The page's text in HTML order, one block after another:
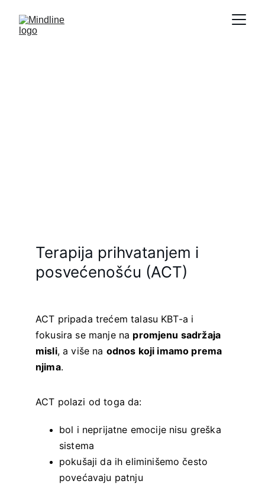
Terapija prihvatanjem i
posvećenošću (ACT)
ACT pripada trećem talasu KBT-a i
fokusira se manje na promjenu sadržaja
misli, a više na odnos koji imamo prema
njima.
ACT polazi od toga da:
bol i neprijatne emocije nisu greška
sistema
pokušaji da ih eliminišemo često
povećavaju patnju